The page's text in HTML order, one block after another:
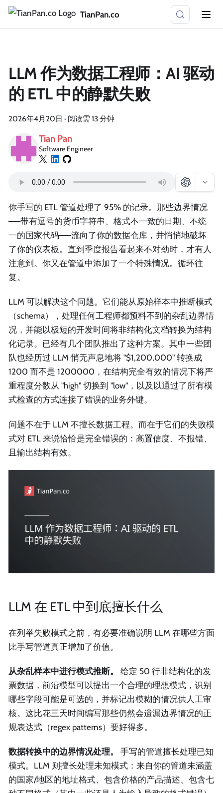
TianPan.co
LLM 作为数据工程师：AI 驱动
的 ETL 中的静默失败
2026年4月20日 · 阅读需 13 分钟
Tian Pan
Software Engineer
你手写的 ETL 管道处理了 95% 的记录。那些边界情况
——带有逗号的货币字符串、格式不一致的日期、不统
一的国家代码——流向了你的数据仓库，并悄悄地破坏
了你的仪表板。直到季度报告看起来不对劲时，才有人
注意到。你又在管道中添加了一个特殊情况。循环往
复。
LLM 可以解决这个问题。它们能从原始样本中推断模式
（schema），处理任何工程师都预料不到的杂乱边界情
况，并能以极短的开发时间将非结构化文档转换为结构
化记录。已经有几个团队推出了这种方案。其中一些团
队也经历过 LLM 悄无声息地将 "$1,200,000" 转换成
1200 而不是 1200000，在结构完全有效的情况下将严
重程度分数从 "high" 切换到 "low"，以及以通过了所有模
式检查的方式连接了错误的业务外键。
问题不在于 LLM 不擅长数据工程。而在于它们的失败模
式对 ETL 来说恰恰是完全错误的：高置信度、不报错、
且输出结构有效。
LLM 在 ETL 中到底擅长什么
在列举失败模式之前，有必要准确说明 LLM 在哪些方面
比手写管道真正增加了价值。
从杂乱样本中进行模式推断。
给定 50 行非结构化的发
票数据，前沿模型可以提出一个合理的理想模式，识别
哪些字段可能是可选的，并标记出模糊的情况供人工审
核。这比花三天时间编写那些仍然会遗漏边界情况的正
规表达式（regex patterns）要好得多。
数据转换中的边界情况处理。
手写的管道擅长处理已知
模式。LLM 则擅长处理未知模式：来自你的管道未涵盖
的国家/地区的地址格式、包含价格的产品描述、包含七